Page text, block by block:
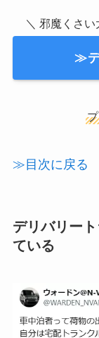
＼ 邪魔くさ
≫デ
≫目次に戻る
デリバリー
ている